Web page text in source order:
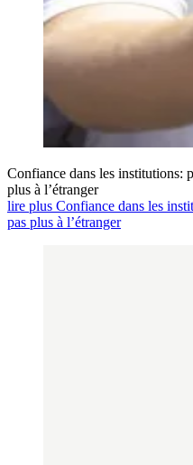
Confiance dans les institutions:
plus à l’étranger
lire plus Confiance dans les
pas plus à l’étranger